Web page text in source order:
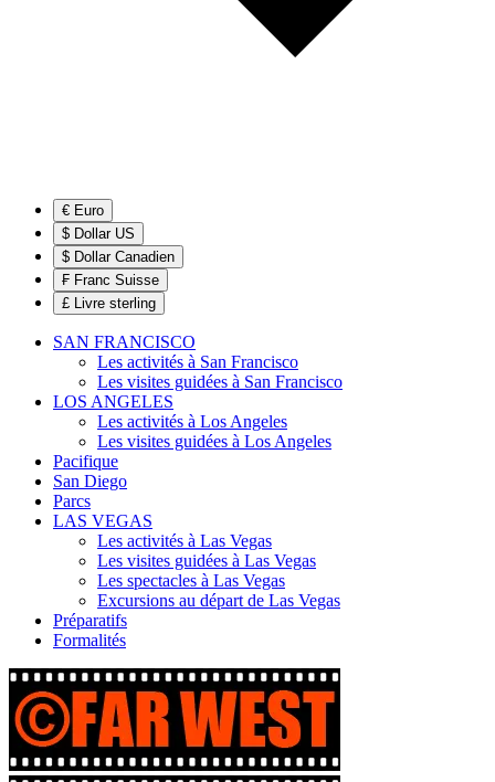
€ Euro
$ Dollar US
$ Dollar Canadien
₣ Franc Suisse
£ Livre sterling
SAN FRANCISCO
Les activités à San Francisco
Les visites guidées à San Francisco
LOS ANGELES
Les activités à Los Angeles
Les visites guidées à Los Angeles
Pacifique
San Diego
Parcs
LAS VEGAS
Les activités à Las Vegas
Les visites guidées à Las Vegas
Les spectacles à Las Vegas
Excursions au départ de Las Vegas
Préparatifs
Formalités